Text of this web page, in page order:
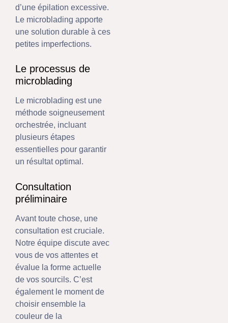
d’une épilation excessive.
Le microblading apporte
une solution durable à ces
petites imperfections.
Le processus de
microblading
Le microblading est une
méthode soigneusement
orchestrée, incluant
plusieurs étapes
essentielles pour garantir
un résultat optimal.
Consultation
préliminaire
Avant toute chose, une
consultation est cruciale.
Notre équipe discute avec
vous de vos attentes et
évalue la forme actuelle
de vos sourcils. C’est
également le moment de
choisir ensemble la
couleur de la